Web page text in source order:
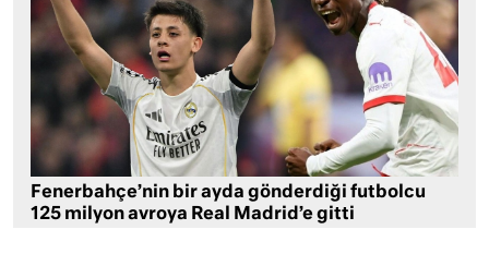
Fenerbahçe’nin bir ayda gönderdiği futbolcu
125 milyon avroya Real Madrid’e gitti